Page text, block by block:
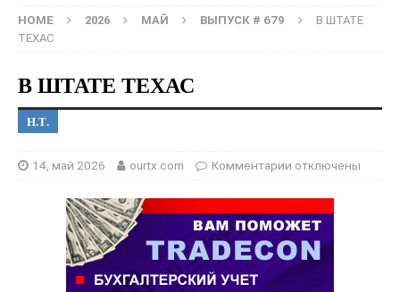
HOME 2026 МАЙ ВЫПУСК # 679
В ШТАТЕ
ТЕХАС
В ШТАТЕ ТЕХАС
Н.Т.
14, май 2026 ourtx.com Комментарии отключены